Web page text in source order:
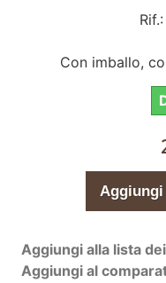
Con imballo,
Aggiungi alla lista
Aggiungi al